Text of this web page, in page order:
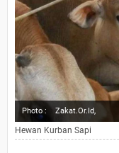
Photo : Zakat.Or.Id,
Hewan Kurban Sapi